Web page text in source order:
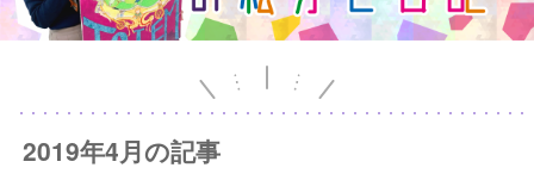
2019年4月の記事